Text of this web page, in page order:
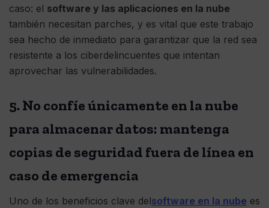
caso: el software y las aplicaciones en la nube
también necesitan parches, y es vital que este trabajo
sea hecho de inmediato para garantizar que la red sea
resistente a los ciberdelincuentes que intentan
aprovechar las vulnerabilidades.
5. No confíe únicamente en la nube
para almacenar datos: mantenga
copias de seguridad fuera de línea en
caso de emergencia
Uno de los beneficios clave delsoftware en la nube es